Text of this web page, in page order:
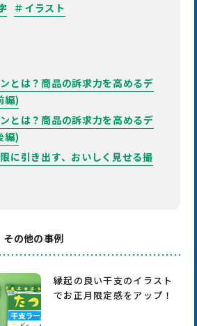
＃イラスト
とは？商品の訴求力を高めるデ
編)
とは？商品の訴求力を高めるデ
編)
に引き出す、おいしく見せる撮
その他の事例
縁起の良い干支のイラスト
でお正月限定感をアップ！